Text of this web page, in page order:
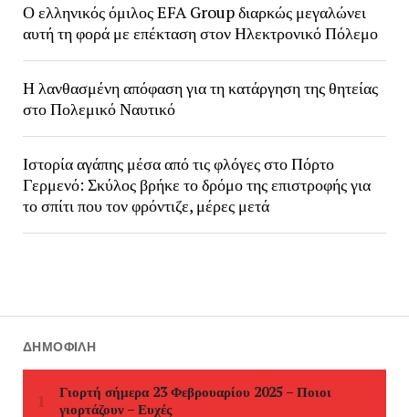
Ο ελληνικός όμιλος EFA Group διαρκώς μεγαλώνει
αυτή τη φορά με επέκταση στον Ηλεκτρονικό Πόλεμο
Η λανθασμένη απόφαση για τη κατάργηση της θητείας
στο Πολεμικό Ναυτικό
Ιστορία αγάπης μέσα από τις φλόγες στο Πόρτο
Γερμενό: Σκύλος βρήκε το δρόμο της επιστροφής για
το σπίτι που τον φρόντιζε, μέρες μετά
ΔΗΜΟΦΙΛΉ